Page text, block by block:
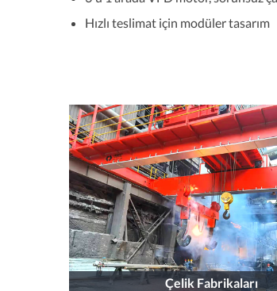
Hızlı teslimat için modüler tasarım
Çelik Fabrikaları